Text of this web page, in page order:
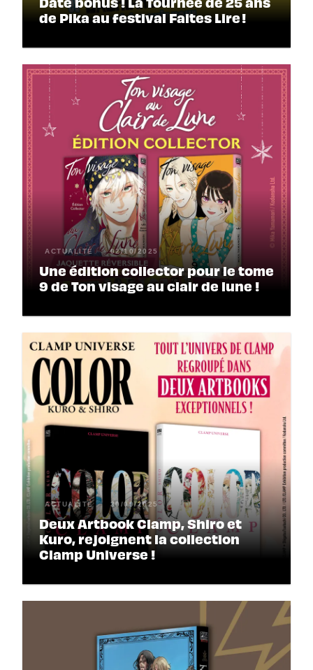
de Pika au festival Faites Lire !
ACTUALITÉ 02/10/2025
Une édition collector pour le tome
9 de Ton visage au clair de lune !
ACTUALITÉ 30/09/2025
Deux Artbook Clamp, Shiro et
Kuro, rejoignent la collection
Clamp Universe !